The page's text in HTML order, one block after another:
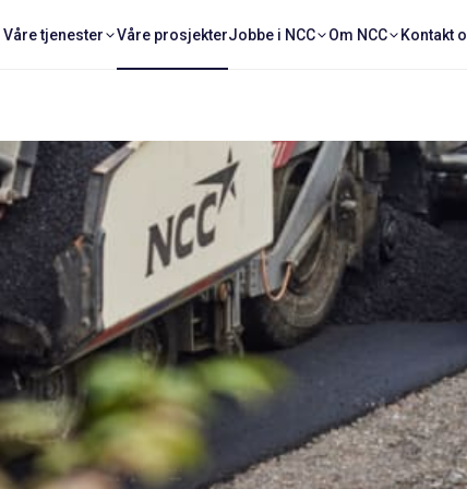
Våre tjenester Våre prosjekterJobbe i NCC Om NCC Kontakt